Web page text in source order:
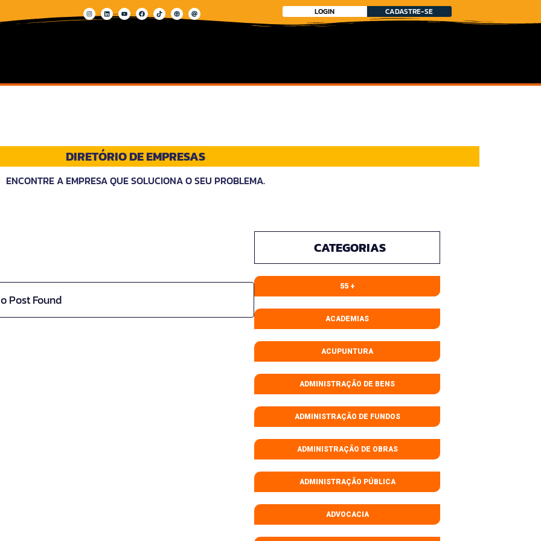
LOGIN CADASTRE-SE
DIRETÓRIO DE EMPRESAS
ENCONTRE A EMPRESA QUE SOLUCIONA O SEU PROBLEMA.
Post Found
CATEGORIAS
55 +
ACADEMIAS
ACUPUNTURA
ADMINISTRAÇÃO DE BENS
ADMINISTRAÇÃO DE FUNDOS
ADMINISTRAÇÃO DE OBRAS
ADMINISTRAÇÃO PÚBLICA
ADVOCACIA